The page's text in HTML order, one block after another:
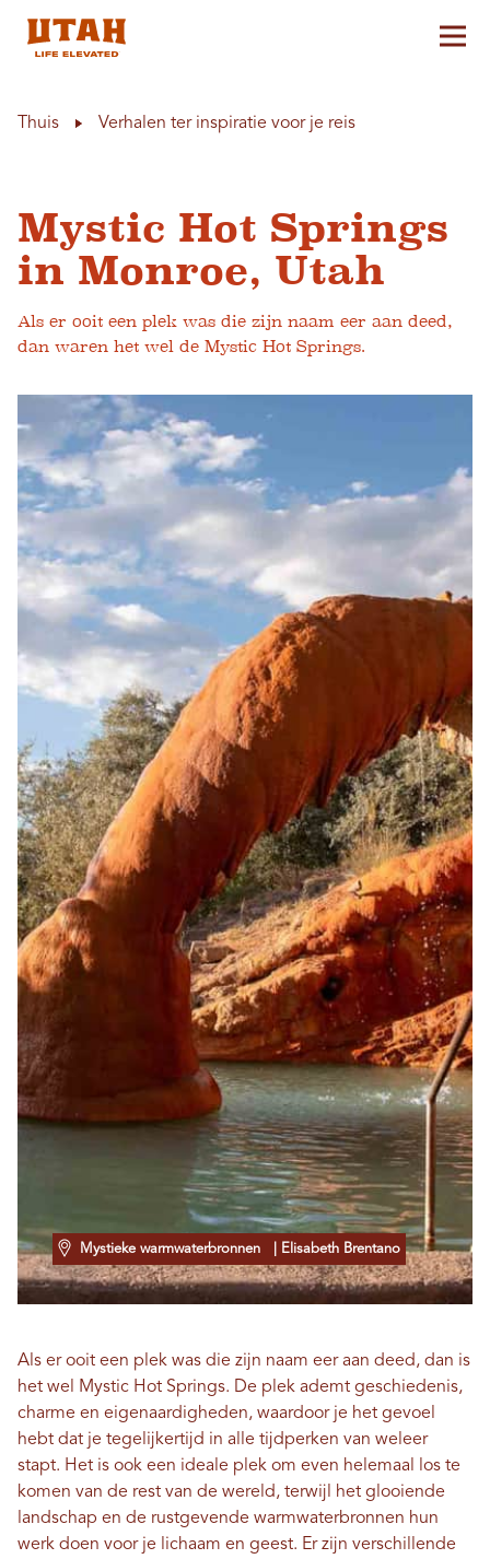
Thuis Verhalen ter inspiratie voor je reis
Mystic Hot Springs
in Monroe, Utah
Als er ooit een plek was die zijn naam eer aan deed,
dan waren het wel de Mystic Hot Springs.
Mystieke warmwaterbronnen | Elisabeth Brentano
Als er ooit een plek was die zijn naam eer aan deed, dan is
het wel Mystic Hot Springs. De plek ademt geschiedenis,
charme en eigenaardigheden, waardoor je het gevoel
hebt dat je tegelijkertijd in alle tijdperken van weleer
stapt. Het is ook een ideale plek om even helemaal los te
komen van de rest van de wereld, terwijl het glooiende
landschap en de rustgevende warmwaterbronnen hun
werk doen voor je lichaam en geest. Er zijn verschillende